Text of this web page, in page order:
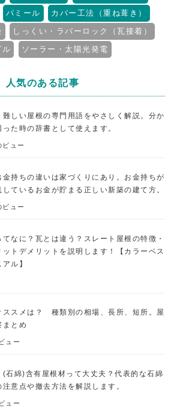
パミール
カバー工法（重ね葺き）
しっくい・ラバーロック（瓦接着）
ル
ソーラー・太陽光発電
人気のある記事
難しい屋根の専門用語をやさしく解説。分か
った時の辞書として使えます。
ュー
金持ちの違いは家づくりにあり。お金持ちが
ているお金が貯まる正しい新築の建て方。
ュー
てなに？瓦とは違う？スレート屋根の特徴・
ットデメリットを説明します！【カラーベス
ル】
ススメは？ 種類別の相場、長所、短所。屋
まとめ
ュー
(石綿)含有屋根材って大丈夫？代表的な石綿
注意点や撤去方法を解説します。
ュー